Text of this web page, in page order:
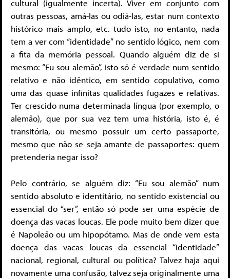
cultural (igualmente incerta). Viver em conjunto com
outras pessoas, amá-las ou odiá-las, estar num contexto
histórico mais amplo, etc. tudo isto, no entanto, nada
tem a ver com “identidade” no sentido lógico, nem com
a fita da memória pessoal. Quando alguém diz de si
mesmo: “Eu sou alemão”, isto só é verdade num sentido
relativo e não idêntico, em sentido copulativo, como
uma das quase infinitas qualidades fugazes e relativas.
Ter crescido numa determinada língua (por exemplo, o
alemão), que por sua vez tem uma história, isto é, é
transitória, ou mesmo possuir um certo passaporte,
mesmo que não se seja amante de passaportes: quem
pretenderia negar isso?
Pelo contrário, se alguém diz: “Eu sou alemão” num
sentido absoluto e identitário, no sentido existencial ou
essencial do “ser”, então só pode ser uma espécie de
doença das vacas loucas. Ele pode muito bem dizer que
é Napoleão ou um hipopótamo. Mas de onde vem esta
doença das vacas loucas da essencial “identidade”
nacional, regional, cultural ou política? Talvez haja aqui
novamente uma confusão, talvez seja originalmente uma